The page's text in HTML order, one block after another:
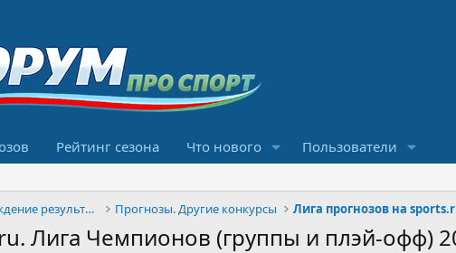
Рейтинг сезона Что нового Пользователи
Конкурсы прогнозов и обсуждение результатов Прогнозы. Другие конкурсы Лига прогнозов на
Лига Чемпионов (группы и плэй-офф)